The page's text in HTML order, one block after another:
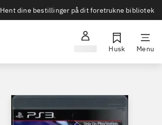
Hent dine bestillinger på dit foretrukne bibliotek
Husk Menu